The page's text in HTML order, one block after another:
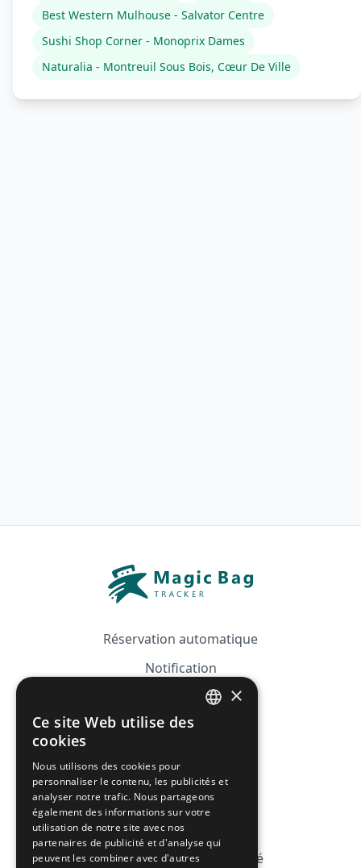
Best Western Mulhouse - Salvator Centre
Sushi Shop Corner - Monoprix Dames
Naturalia - Montreuil Sous Bois, Cœur De Ville
Réservation automatique
Notification
Tarifs
FAQ
CGV
Politique de Confidentialité
×
Ce site Web utilise des
cookies
Nous utilisons des cookies pour
personnaliser le contenu, les publicités et
analyser notre trafic. Nous partageons
également des informations sur votre
utilisation de notre site avec nos
partenaires de publicité et d'analyse qui
peuvent les combiner avec d'autres